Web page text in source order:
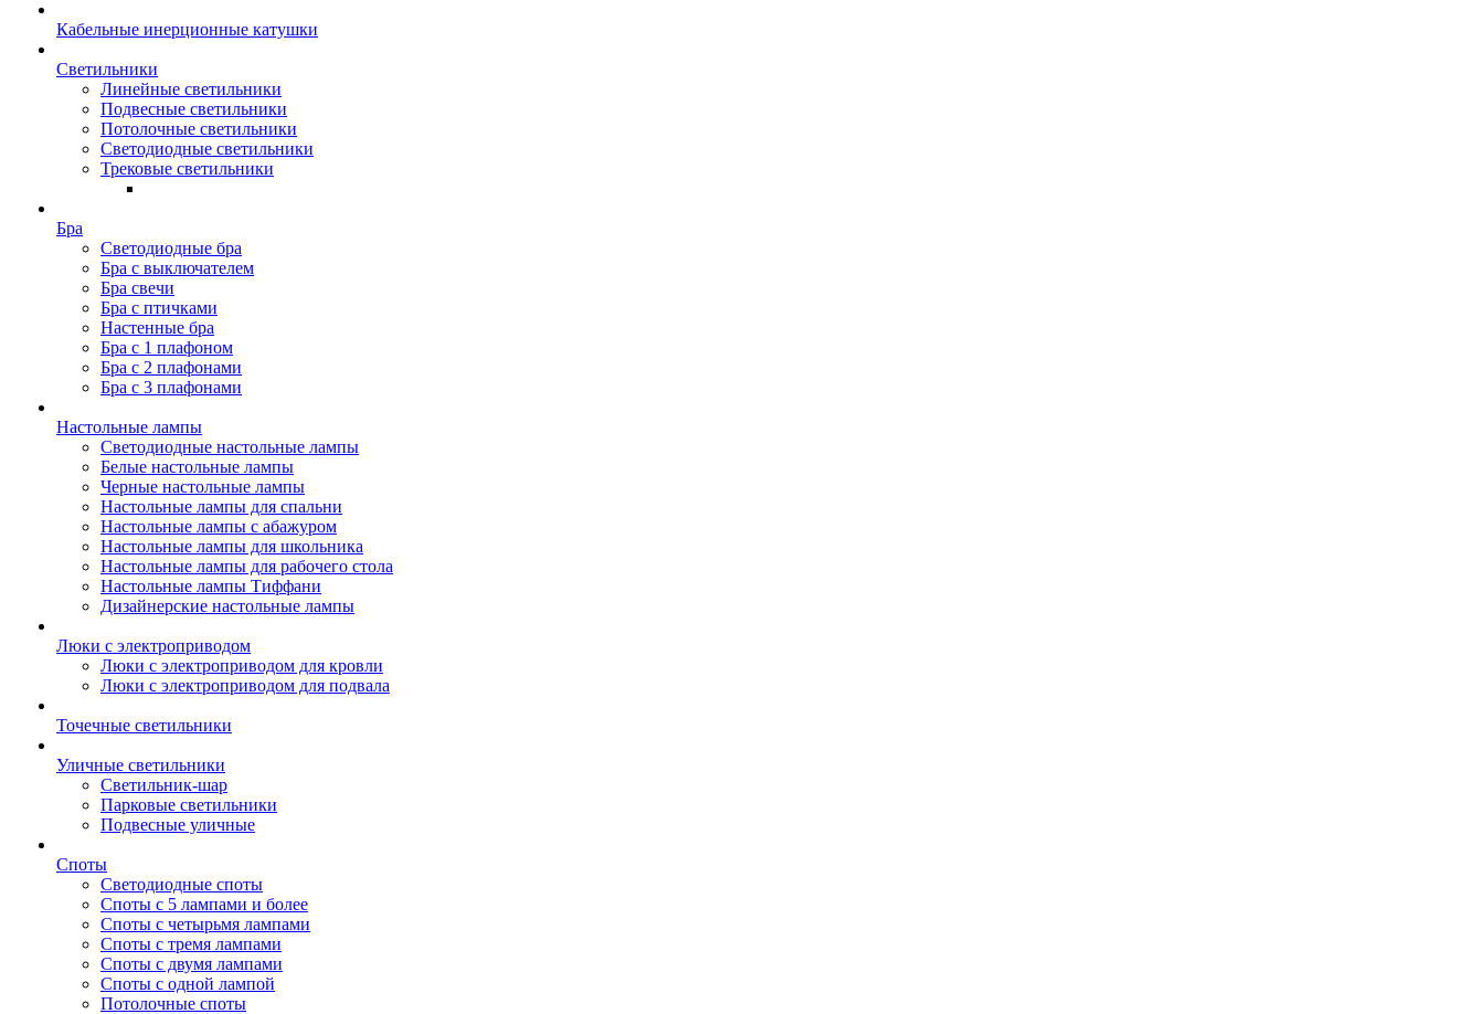
Кабельные инерционные катушки
Светильники
Линейные светильники
Подвесные светильники
Потолочные светильники
Светодиодные светильники
Трековые светильники
Бра
Светодиодные бра
Бра с выключателем
Бра свечи
Бра с птичками
Настенные бра
Бра с 1 плафоном
Бра с 2 плафонами
Бра с 3 плафонами
Настольные лампы
Светодиодные настольные лампы
Белые настольные лампы
Черные настольные лампы
Настольные лампы для спальни
Настольные лампы с абажуром
Настольные лампы для школьника
Настольные лампы для рабочего стола
Настольные лампы Тиффани
Дизайнерские настольные лампы
Люки с электроприводом
Люки с электроприводом для кровли
Люки с электроприводом для подвала
Точечные светильники
Уличные светильники
Светильник-шар
Парковые светильники
Подвесные уличные
Споты
Светодиодные споты
Споты с 5 лампами и более
Споты с четырьмя лампами
Споты с тремя лампами
Споты с двумя лампами
Споты с одной лампой
Потолочные споты